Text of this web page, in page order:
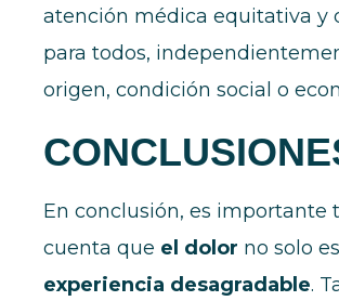
atención médica equitativa y
para todos,
origen, condición social o
En conclusión, es importante
cuenta que el dolor no solo
experiencia desagradable.